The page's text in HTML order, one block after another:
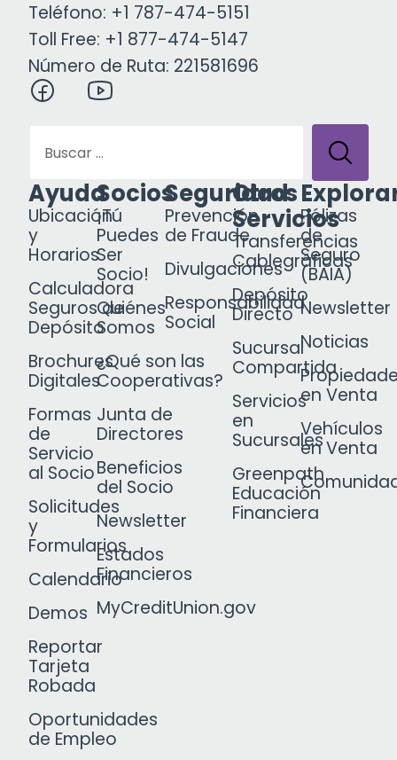
Teléfono: +1 787-474-5151
Toll Free: +1 877-474-5147
Número de Ruta: 221581696
Ayuda
Ubicación
y
Horarios
Calculadora
Seguros de
Depósito
Brochures
Digitales
Formas
de
Servicio
al Socio
Solicitudes
y
Formularios
Calendario
Demos
Reportar
Tarjeta
Robada
Oportunidades
de Empleo
Socios
¡Tú
Puedes
Ser
Socio!
Quiénes
Somos
¿Qué son las
Cooperativas?
Junta de
Directores
Beneficios
del Socio
Newsletter
Estados
Financieros
MyCreditUnion.gov
Seguridad
Prevención
de Fraude
Divulgaciones
Responsabilidad
Social
Otros
Servicios
Transferencias
Cablegráficas
Depósito
Directo
Sucursal
Compartida
Servicios
en
Sucursales
Greenpath
Educación
Financiera
Pólizas
de
Seguro
(BAIA)
Newsletter
Noticias
en Venta
Vehículos
en Venta